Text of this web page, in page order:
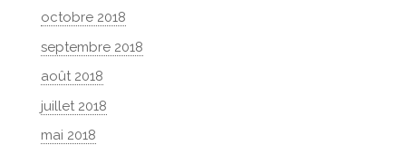
octobre 2018
septembre 2018
août 2018
juillet 2018
mai 2018